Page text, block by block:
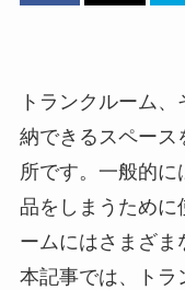
トランクルーム
納できるスペース
所です。一般的に
品をしまうため
ームにはさまざま
本記事では、トラ